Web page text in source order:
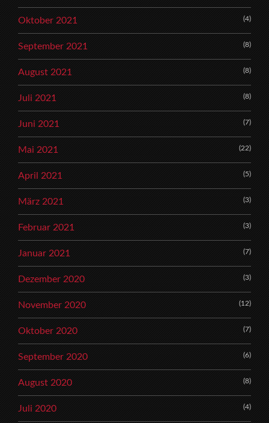
Oktober 2021 (4)
September 2021 (8)
August 2021 (8)
Juli 2021 (8)
Juni 2021 (7)
Mai 2021 (22)
April 2021 (5)
März 2021 (3)
Februar 2021 (3)
Januar 2021 (7)
Dezember 2020 (3)
November 2020 (12)
Oktober 2020 (7)
September 2020 (6)
August 2020 (8)
Juli 2020 (4)